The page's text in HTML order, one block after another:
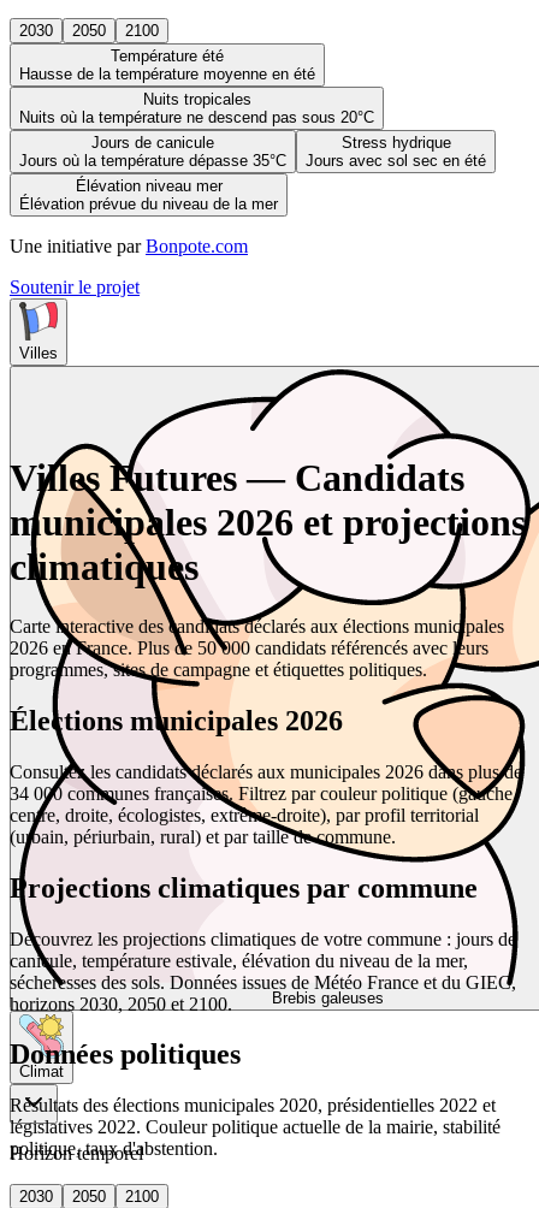
2030 2050
2100
Température été
Hausse de la température moyenne en été
Nuits tropicales
Nuits où la température ne descend pas sous 20°C
Jours de canicule
Jours où la température dépasse 35°C
Stress hydrique
Jours avec sol sec en été
Élévation niveau mer
Élévation prévue du niveau de la mer
Une initiative par Bonpote.com
Soutenir le projet
Villes
Brebis galeuses
Climat
Horizon temporel
2030 2050
2100
Villes Futures — Candidats
municipales 2026 et projections
climatiques
Carte interactive des candidats déclarés aux élections municipales
2026 en France. Plus de 50 000 candidats référencés avec leurs
programmes, sites de campagne et étiquettes politiques.
Élections municipales 2026
Consultez les candidats déclarés aux municipales 2026 dans plus de
34 000 communes françaises. Filtrez par couleur politique (gauche,
centre, droite, écologistes, extrême-droite), par profil territorial
(urbain, périurbain, rural) et par taille de commune.
Projections climatiques par commune
Découvrez les projections climatiques de votre commune : jours de
canicule, température estivale, élévation du niveau de la mer,
sécheresses des sols. Données issues de Météo France et du GIEC,
horizons 2030, 2050 et 2100.
Données politiques
Résultats des élections municipales 2020, présidentielles 2022 et
législatives 2022. Couleur politique actuelle de la mairie, stabilité
politique, taux d'abstention.